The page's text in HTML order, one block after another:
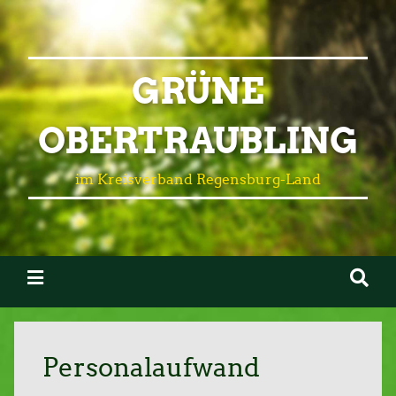
GRÜNE
OBERTRAUBLING
im Kreisverband Regensburg-Land
Personalaufwand